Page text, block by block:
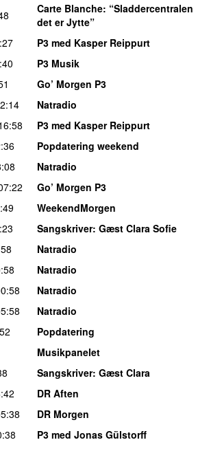
Carte Blanche: “Sladdercentralen
det er Jytte”
P3 med Kasper Reippurt
P3 Musik
Go’ Morgen P3
Natradio
P3 med Kasper Reippurt
Popdatering weekend
Natradio
Go’ Morgen P3
WeekendMorgen
Sangskriver: Gæst Clara Sofie
Natradio
Natradio
Natradio
Natradio
Popdatering
Musikpanelet
Sangskriver: Gæst Clara
DR Aften
DR Morgen
P3 med Jonas Gülstorff